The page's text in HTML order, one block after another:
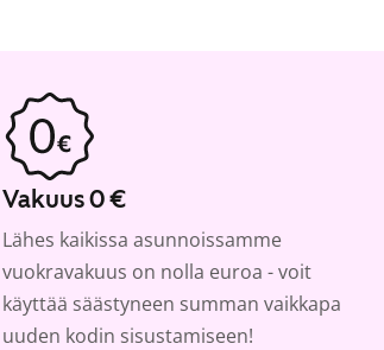
Vakuus 0 €
Lähes kaikissa asunnoissamme
vuokravakuus on nolla euroa - voit
käyttää säästyneen summan vaikkapa
uuden kodin sisustamiseen!